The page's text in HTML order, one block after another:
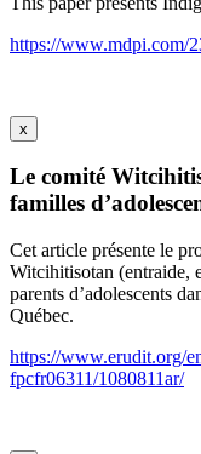
https://www.mdpi.com/
x
Le comité
familles
Cet article présente le
Witcihitisotan (entraide,
parents d’adolescents
Québec.
https://www.erudit.org/
fpcfr06311/1080811ar/